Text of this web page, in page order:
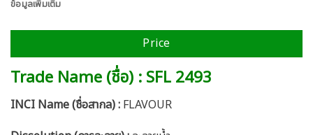
ข้อมูลเพิ่มเติม
Price
Trade Name (ชื่อ) : SFL 2493
INCI Name (ชื่อสากล) : FLAVOUR